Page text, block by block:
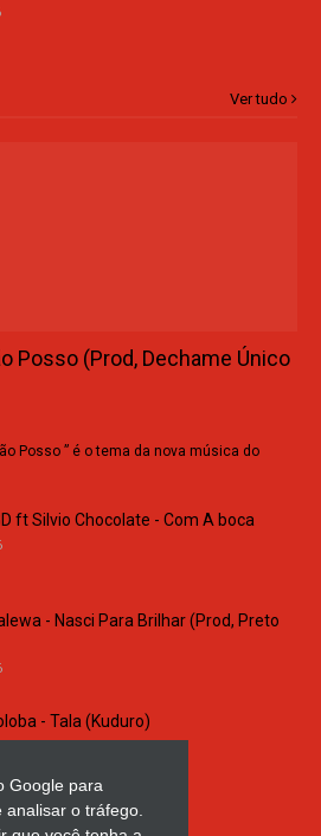
Google para
analisar o tráfego.
Ver tudo
Posso (Prod, Dechame Único
Posso ” é o tema da nova música do
ft Silvio Chocolate - Com A boca
- Nasci Para Brilhar (Prod, Preto
- Tala (Kuduro)
da Comarca